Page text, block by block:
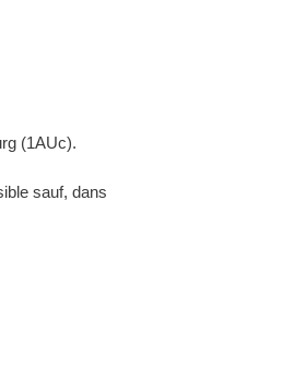
(1AUc).
sauf, dans